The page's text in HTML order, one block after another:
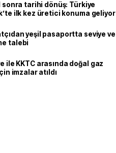
sonra tarihi dönüş: Türkiye
ilk kez üretici konuma geliyor
yeşil pasaportta seviye ve
talebi
ile KKTC arasında doğal gaz
imzalar atıldı